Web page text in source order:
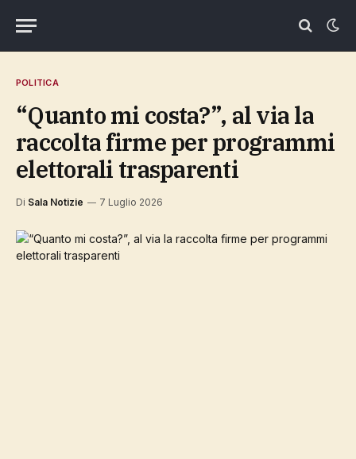
POLITICA
“Quanto mi costa?”, al via la
raccolta firme per programmi
elettorali trasparenti
Di Sala Notizie 7 Luglio 2026